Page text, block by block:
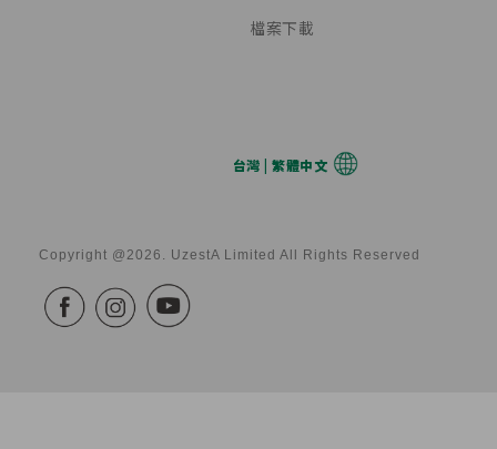
檔案下載
台灣 | 繁體中文
Copyright @2026. UzestA Limited All Rights Reserved